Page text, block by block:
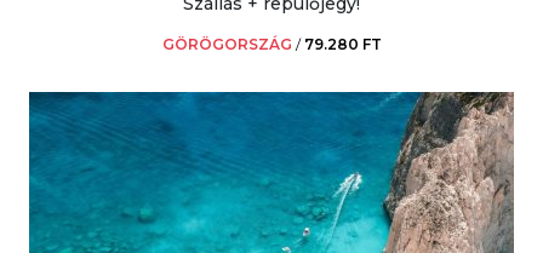
GÖRÖGORSZÁG / 79.280 FT